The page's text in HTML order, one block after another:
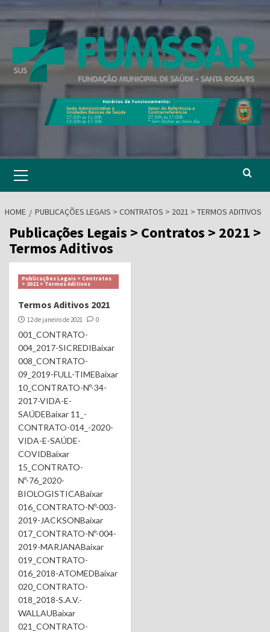
to
Menu
HOME PUBLICAÇÕES LEGAIS > CONTRATOS > 2021 > TERMOS ADITIVOS
Publicações Legais > Contratos > 2021 >
Termos Aditivos
Publicações Legais > Contratos
> 2021 > Termos Aditivos
Termos Aditivos 2021
12 de janeiro de 2021 0
001_CONTRATO-
004_2017-SICREDIBaixar
008_CONTRATO-
09_2019-FULL-TIMEBaixar
10_CONTRATO-Nº-34-
2017-VIDA-E-
SAÚDEBaixar 11_-
CONTRATO-014_-2020-
VIDA-E-SAÚDE-
COVIDBaixar
15_CONTRATO-
Nº-76_2020-
BIOLOGISTICABaixar
016_CONTRATO-Nº-003-
2019-JACKSONBaixar
017_CONTRATO-Nº-004-
2019-MARJANABaixar
019_CONTRATO-
016_2018-ATOMEDBaixar
020_CONTRATO-
018_2018-S.A.V.-
WALLAUBaixar
021_CONTRATO-